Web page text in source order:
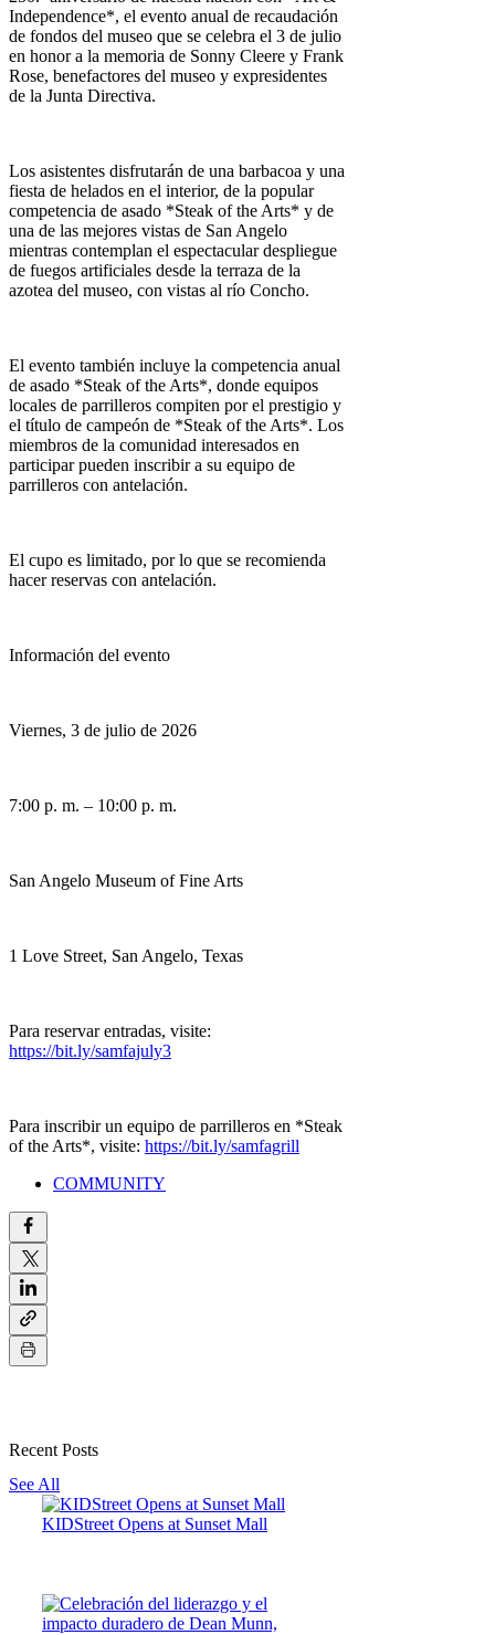
Independence*, el evento anual de recaudación
de fondos del museo que se celebra el 3 de julio
en honor a la memoria de Sonny Cleere y Frank
Rose, benefactores del museo y expresidentes
de la Junta Directiva.
Los asistentes disfrutarán de una barbacoa y una
fiesta de helados en el interior, de la popular
competencia de asado *Steak of the Arts* y de
una de las mejores vistas de San Angelo
mientras contemplan el espectacular despliegue
de fuegos artificiales desde la terraza de la
azotea del museo, con vistas al río Concho.
El evento también incluye la competencia anual
de asado *Steak of the Arts*, donde equipos
locales de parrilleros compiten por el prestigio y
el título de campeón de *Steak of the Arts*. Los
miembros de la comunidad interesados ​​en
participar pueden inscribir a su equipo de
parrilleros con antelación.
El cupo es limitado, por lo que se recomienda
hacer reservas con antelación.
Información del evento
Viernes, 3 de julio de 2026
7:00 p. m. – 10:00 p. m.
San Angelo Museum of Fine Arts
1 Love Street, San Angelo, Texas
Para reservar entradas, visite:
https://bit.ly/samfajuly3
Para inscribir un equipo de parrilleros en *Steak
of the Arts*, visite: https://bit.ly/samfagrill
COMMUNITY
Recent Posts
See All
KIDStreet Opens at Sunset Mall